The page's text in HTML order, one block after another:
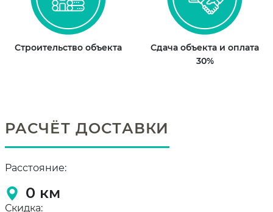
Строительство объекта
Сдача объекта и оплата
30%
РАСЧЁТ ДОСТАВКИ
Расстояние:
0 км
Скидка: